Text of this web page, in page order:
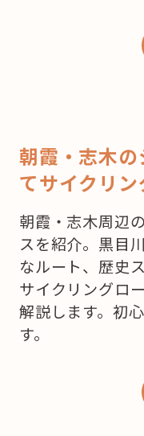
月
は
ク
リ
ス
マ
ス！
ど
こ
で
朝霞・志木
てサイクリン
朝霞・志木周辺
スを紹介。黒目
なルート、歴史
サイクリングロ
解説します。初
す。